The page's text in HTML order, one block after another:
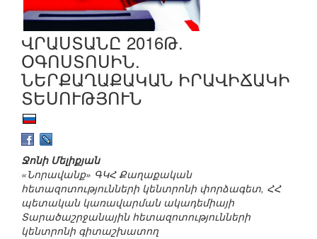
ՎՐԱՍՏԱՆԸ 2016Թ.
ՕԳՈՍՏՈՍԻՆ.
ՆԵՐՔԱՂԱՔԱԿԱՆ ԻՐԱՎԻՃԱԿԻ
ՏԵՍՈՒԹՅՈՒՆ
Ջոնի Մելիքյան
«Նորավանք» ԳԿՀ Քաղաքական
հետազոտությունների կենտրոնի փորձագետ, ՀՀ
պետական կառավարման ակադեմիայի
Տարածաշրջանային հետազոտությունների
կենտրոնի գիտաշխատող